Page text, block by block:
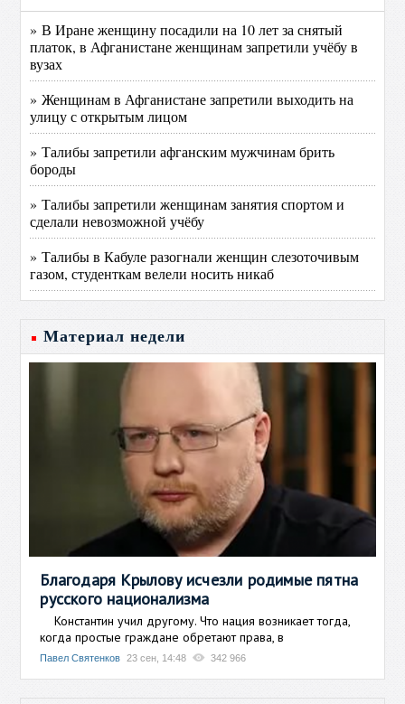
» В Иране женщину посадили на 10 лет за снятый
платок, в Афганистане женщинам запретили учёбу в
вузах
» Женщинам в Афганистане запретили выходить на
улицу с открытым лицом
» Талибы запретили афганским мужчинам брить
бороды
» Талибы запретили женщинам занятия спортом и
сделали невозможной учёбу
» Талибы в Кабуле разогнали женщин слезоточивым
газом, студенткам велели носить никаб
Материал недели
Благодаря Крылову исчезли родимые пятна
русского национализма
Константин учил другому. Что нация возникает тогда,
когда простые граждане обретают права, в
Павел Святенков 23 сен, 14:48 342 966